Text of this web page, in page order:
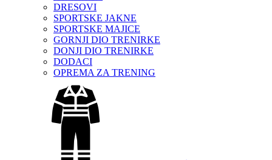
DRESOVI
SPORTSKE JAKNE
SPORTSKE MAJICE
GORNJI DIO TRENIRKE
DONJI DIO TRENIRKE
DODACI
OPREMA ZA TRENING